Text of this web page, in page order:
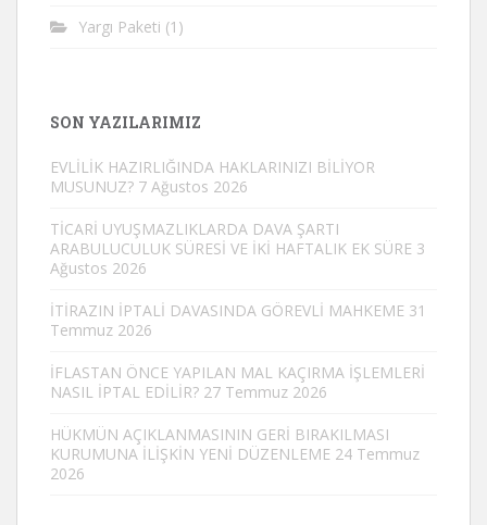
Yargı Paketi (1)
SON YAZILARIMIZ
EVLİLİK HAZIRLIĞINDA HAKLARINIZI BİLİYOR
MUSUNUZ? 7 Ağustos 2026
TİCARİ UYUŞMAZLIKLARDA DAVA ŞARTI
ARABULUCULUK SÜRESİ VE İKİ HAFTALIK EK SÜRE 3
Ağustos 2026
İTİRAZIN İPTALİ DAVASINDA GÖREVLİ MAHKEME 31
Temmuz 2026
İFLASTAN ÖNCE YAPILAN MAL KAÇIRMA İŞLEMLERİ
NASIL İPTAL EDİLİR? 27 Temmuz 2026
HÜKMÜN AÇIKLANMASININ GERİ BIRAKILMASI
KURUMUNA İLİŞKİN YENİ DÜZENLEME 24 Temmuz
2026